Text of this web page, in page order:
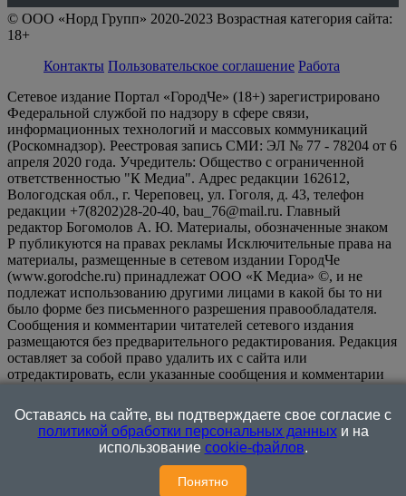
© ООО «Норд Групп» 2020-2023 Возрастная категория сайта:
18+
Контакты Пользовательское соглашение Работа
Сетевое издание Портал «ГородЧе» (18+) зарегистрировано
Федеральной службой по надзору в сфере связи,
информационных технологий и массовых коммуникаций
(Роскомнадзор). Реестровая запись СМИ: ЭЛ № 77 - 78204 от 6
апреля 2020 года. Учредитель: Общество с ограниченной
ответственностью "К Медиа". Адрес редакции 162612,
Вологодская обл., г. Череповец, ул. Гоголя, д. 43, телефон
редакции +7(8202)28-20-40, bau_76@mail.ru. Главный
редактор Богомолов А. Ю. Материалы, обозначенные знаком
Р публикуются на правах рекламы Исключительные права на
материалы, размещенные в сетевом издании ГородЧе
(www.gorodche.ru) принадлежат ООО «К Медиа» ©, и не
подлежат использованию другими лицами в какой бы то ни
было форме без письменного разрешения правообладателя.
Сообщения и комментарии читателей сетевого издания
размещаются без предварительного редактирования. Редакция
оставляет за собой право удалить их с сайта или
отредактировать, если указанные сообщения и комментарии
или нарушением иных требований закона.
информационном ресурсе применяются рекомендательные
технологии (информационные технологии предоставления
информации на основе сбора, систематизации и анализа
сведений, относящихся к предпочтениям пользователей сети
"Интернет", находящихся на территории Российской
Оставаясь на сайте, вы подтверждаете свое согласие с
политикой обработки персональных данныхи на
использование cookie-файлов.
Понятно